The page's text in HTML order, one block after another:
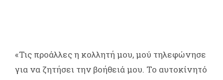
«Τις προάλλες η κολλητή μου, μού τηλεφώνησε
για να ζητήσει την βοήθειά μου. Το αυτοκίνητό